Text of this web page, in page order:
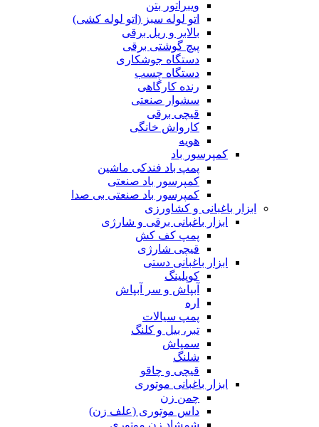
ویبراتور بتن
اتو لوله سبز (اتو لوله کشی)
بالابر و ریل برقی
پیچ گوشتی برقی
دستگاه جوشکاری
دستگاه چسب
رنده کارگاهی
سشوار صنعتی
قیچی برقی
کارواش خانگی
هویه
کمپرسور باد
پمپ باد فندکی ماشین
کمپرسور باد صنعتی
کمپرسور باد صنعتی بی صدا
ابزار باغبانی و کشاورزی
ابزار باغبانی برقی و شارژی
پمپ کف کش
قیچی شارژی
ابزار باغبانی دستی
کوپلینگ
آبپاش و سر آبپاش
اره
پمپ سیالات
تبر، بیل و کلنگ
سمپاش
شلنگ
قیچی و چاقو
ابزار باغبانی موتوری
چمن زن
داس موتوری (علف زن)
شمشاد زن موتوری